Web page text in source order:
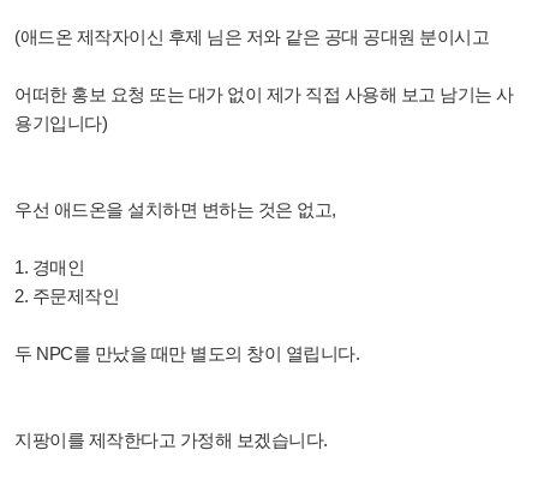
(애드온 제작자이신 후제 님은 저와 같은 공대 공대원 분이시고
어떠한 홍보 요청 또는 대가 없이 제가 직접 사용해 보고 남기는 사
용기입니다)
우선 애드온을 설치하면 변하는 것은 없고,
1. 경매인
2. 주문제작인
두 NPC를 만났을 때만 별도의 창이 열립니다.
지팡이를 제작한다고 가정해 보겠습니다.